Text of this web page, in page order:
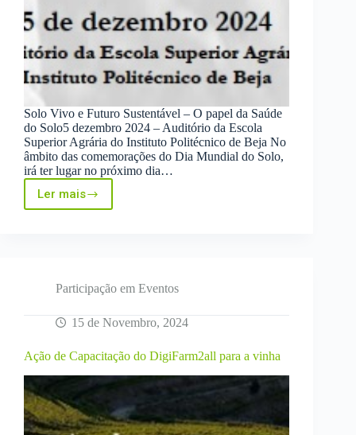
Solo Vivo e Futuro Sustentável – O papel da Saúde
do Solo5 dezembro 2024 – Auditório da Escola
Superior Agrária do Instituto Politécnico de Beja No
âmbito das comemorações do Dia Mundial do Solo,
irá ter lugar no próximo dia…
Ler mais
Dia
Mundial
Participação em Eventos
15 de Novembro, 2024
Ação de Capacitação do DigiFarm2all para a vinha